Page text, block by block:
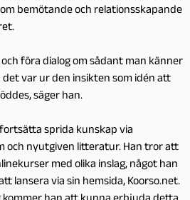
bemötande och relationsskapande
föra dialog om sådant man känner
det var ur den insikten som idén att
säger han.
sprida kunskap via
och nyutgiven litteratur. Han tror att
med olika inslag, något han
lansera via sin hemsida, Koorso.net.